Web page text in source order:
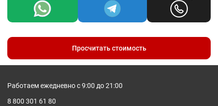
Просчитать стоимость
Работаем ежедневно с 9:00 до 21:00
8 800 301 61 80